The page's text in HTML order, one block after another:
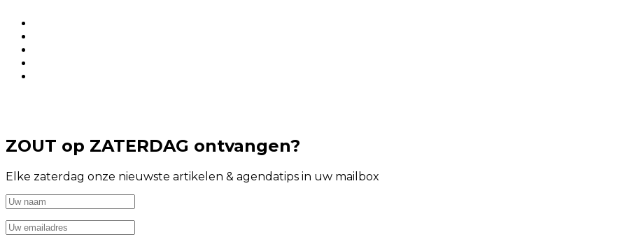
ZOUT op ZATERDAG ontvangen?
Elke zaterdag onze nieuwste artikelen & agendatips in uw mailbox